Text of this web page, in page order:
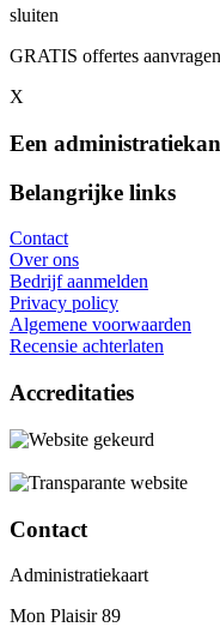
sluiten
GRATIS offertes aanvragen
X
Een
Belangrijke links
Contact
Over ons
Bedrijf aanmelden
Privacy policy
Algemene voorwaarden
Recensie achterlaten
Accreditaties
Contact
Administratiekaart
Mon Plaisir 89